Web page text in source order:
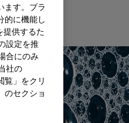
ます。ブラ
的に機能し
提供するた
設定を推
合にのみ
社の
覧」をクリ
のセクショ